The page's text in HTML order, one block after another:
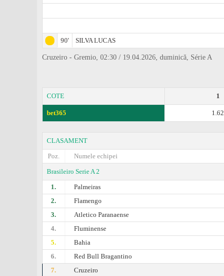
90'
SILVA LUCAS
Cruzeiro - Gremio, 02:30 / 19.04.2026, duminică, Série A
COTE 1
bet365 1.62
CLASAMENT
Poz.
Numele echipei
Brasileiro Serie A 2
1.
Palmeiras
2.
Flamengo
3.
Atletico Paranaense
4.
Fluminense
5.
Bahia
6.
Red Bull Bragantino
7.
Cruzeiro